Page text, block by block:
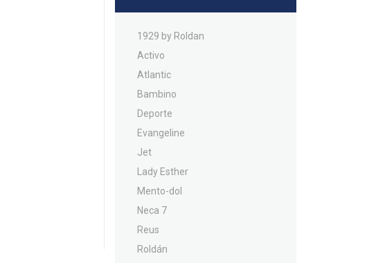
1929 by Roldan
Activo
Atlantic
Bambino
Deporte
Evangeline
Jet
Lady Esther
Mento-dol
Neca 7
Reus
Roldán